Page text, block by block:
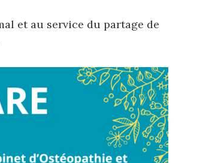
et au service du partage de